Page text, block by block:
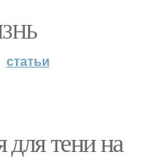
статьи
для тени на